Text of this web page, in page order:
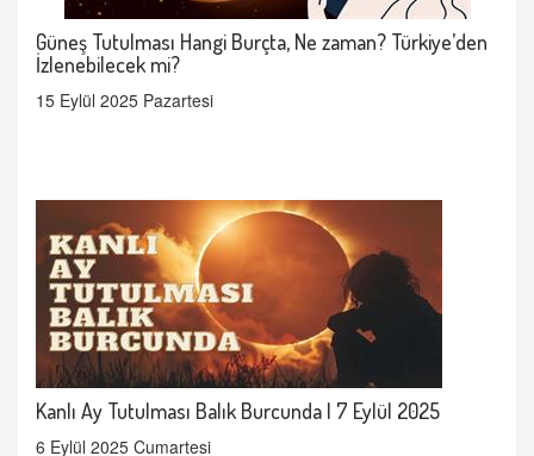
Güneş Tutulması Hangi Burçta, Ne zaman? Türkiye’den
İzlenebilecek mi?
15 Eylül 2025 Pazartesi
Kanlı Ay Tutulması Balık Burcunda | 7 Eylül 2025
6 Eylül 2025 Cumartesi